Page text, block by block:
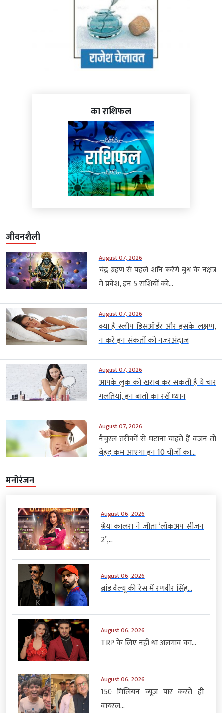
का राशिफल
जीवनशैली
August 07, 2026
चंद्र ग्रहण से पहले शनि करेंगे बुध के नक्षत्र
में प्रवेश, इन 5 राशियों को...
August 07, 2026
क्या है स्लीप डिसऑर्डर और इसके लक्षण,
न करें इन संकतों को नजरअंदाज
August 07, 2026
आपके लुक को खराब कर सकती हैं ये चार
गलतियां, इन बातों का रखें ध्यान
August 07, 2026
नैचुरल तरीकों से घटाना चाहते हैं वजन तो
बेहद कम आएगा इन 10 चीजों का...
मनोरंजन
August 06, 2026
श्रेया कालरा ने जीता ‘लॉकअप सीजन
2’,...
August 06, 2026
ब्रांड वैल्यू की रेस में रणवीर सिंह...
August 06, 2026
TRP के लिए नहीं था अलगाव का...
August 06, 2026
150 मिलियन व्यूज पार करते ही
वायरल...